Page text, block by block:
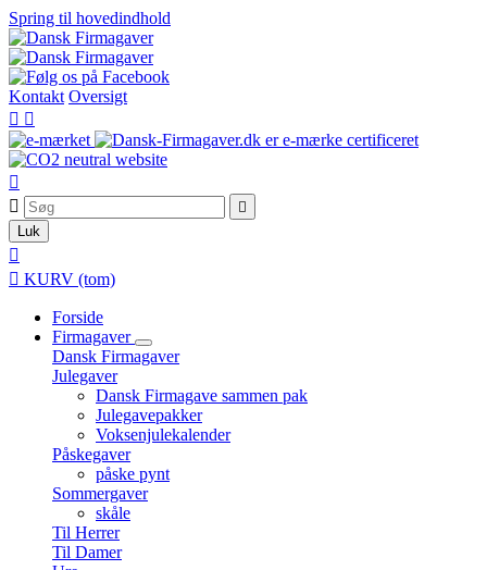
Spring til hovedindhold
Kontakt Oversigt
 



Luk

 KURV (tom)
Forside
Firmagaver
Dansk Firmagaver
Julegaver
Dansk Firmagave sammen pak
Julegavepakker
Voksenjulekalender
Påskegaver
påske pynt
Sommergaver
skåle
Til Herrer
Til Damer